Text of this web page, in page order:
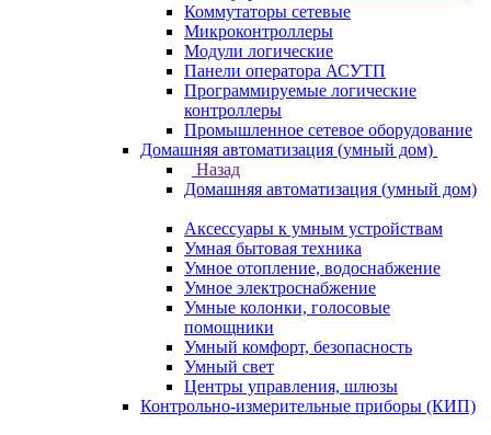
Коммутаторы сетевые
Микроконтроллеры
Модули логические
Панели оператора АСУТП
Программируемые логические
контроллеры
Промышленное сетевое оборудование
Домашняя автоматизация (умный дом)
Назад
Домашняя автоматизация (умный дом)
Аксессуары к умным устройствам
Умная бытовая техника
Умное отопление, водоснабжение
Умное электроснабжение
Умные колонки, голосовые
помощники
Умный комфорт, безопасность
Умный свет
Центры управления, шлюзы
Контрольно-измерительные приборы (КИП)